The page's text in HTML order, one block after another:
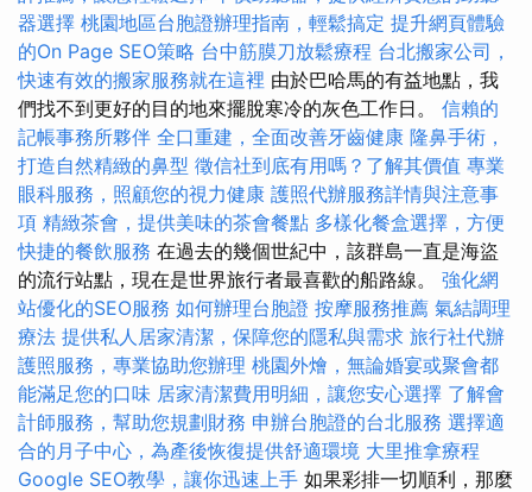
器選擇 桃園地區台胞證辦理指南，輕鬆搞定 提升網頁體驗
的On Page SEO策略 台中筋膜刀放鬆療程 台北搬家公司，
快速有效的搬家服務就在這裡 由於巴哈馬的有益地點，我
們找不到更好的目的地來擺脫寒冷的灰色工作日。 信賴的
記帳事務所夥伴 全口重建，全面改善牙齒健康 隆鼻手術，
打造自然精緻的鼻型 徵信社到底有用嗎？了解其價值 專業
眼科服務，照顧您的視力健康 護照代辦服務詳情與注意事
項 精緻茶會，提供美味的茶會餐點 多樣化餐盒選擇，方便
快捷的餐飲服務 在過去的幾個世紀中，該群島一直是海盜
的流行站點，現在是世界旅行者最喜歡的船路線。 強化網
站優化的SEO服務 如何辦理台胞證 按摩服務推薦 氣結調理
療法 提供私人居家清潔，保障您的隱私與需求 旅行社代辦
護照服務，專業協助您辦理 桃園外燴，無論婚宴或聚會都
能滿足您的口味 居家清潔費用明細，讓您安心選擇 了解會
計師服務，幫助您規劃財務 申辦台胞證的台北服務 選擇適
合的月子中心，為產後恢復提供舒適環境 大里推拿療程
Google SEO教學，讓你迅速上手 如果彩排一切順利，那麼